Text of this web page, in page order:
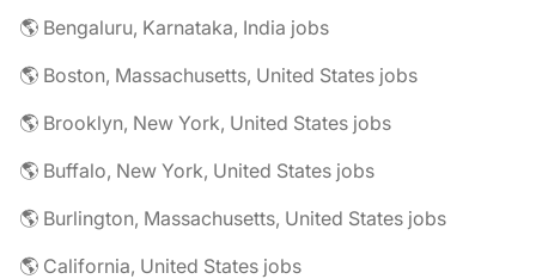
🌎 Bengaluru, Karnataka, India jobs
🌎 Boston, Massachusetts, United States jobs
🌎 Brooklyn, New York, United States jobs
🌎 Buffalo, New York, United States jobs
🌎 Burlington, Massachusetts, United States jobs
🌎 California, United States jobs